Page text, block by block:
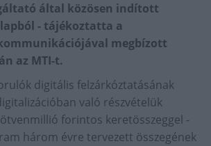
által közösen indított
- tájékoztatta a
megbízott
az MTI-t.
digitális felzárkóztatásának
való részvételük
forintos keretösszeggel -
három évre tervezett összegének